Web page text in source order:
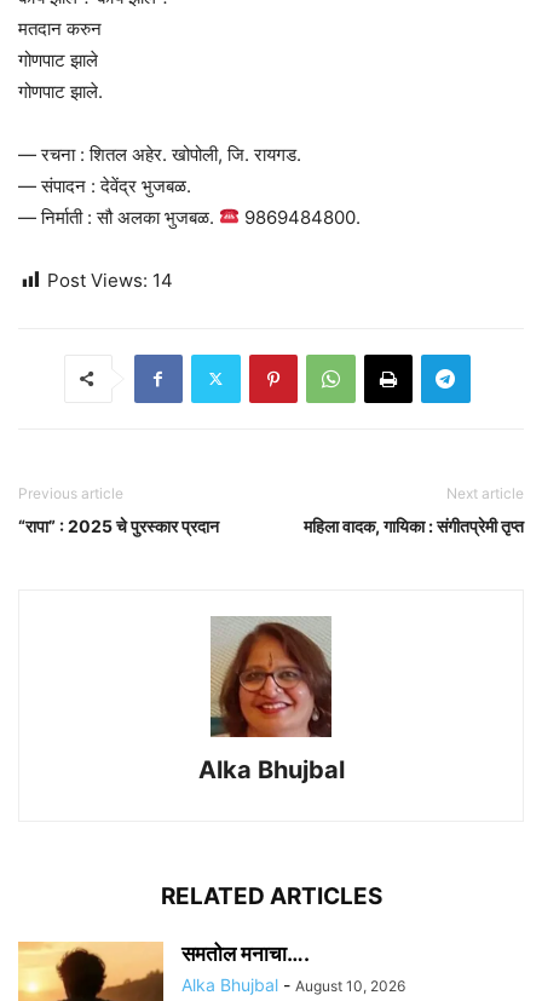
मतदान करुन
गोणपाट झाले
गोणपाट झाले.
— रचना : शितल अहेर. खोपोली, जि. रायगड.
— संपादन : देवेंद्र भुजबळ.
— निर्माती : सौ अलका भुजबळ.
9869484800.
Post Views: 14
Previous article
“रापा” : 2025 चे पुरस्कार प्रदान
Next article
महिला वादक, गायिका : संगीतप्रेमी तृप्त
Alka Bhujbal
RELATED ARTICLES
समतोल मनाचा….
Alka Bhujbal - August 10, 2026